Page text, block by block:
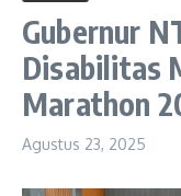
Gubernur
Disabilitas
Marathon
Agustus 23, 2025